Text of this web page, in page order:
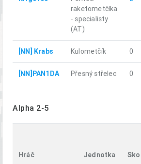
raketometčíka
- specialisty
(AT)
[NN] Krabs Kulometčík 0
[NN]PAN1DA Přesný střelec 0
Alpha 2-5
Hráč Jednotka